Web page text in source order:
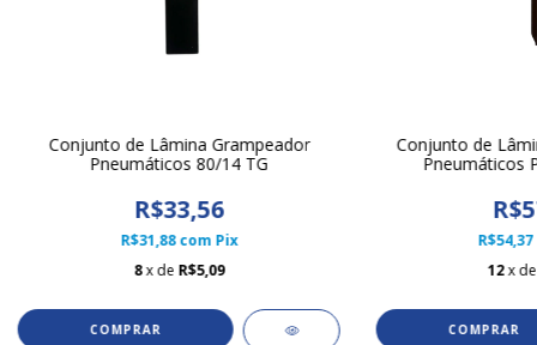
Conjunto de Lâmina Grampeador
Pneumáticos 80/14 TG
R$33,56
R$31,88com Pix
8x de R$5,09
Conjunto de
Pneumáticos
R$54,37
12x